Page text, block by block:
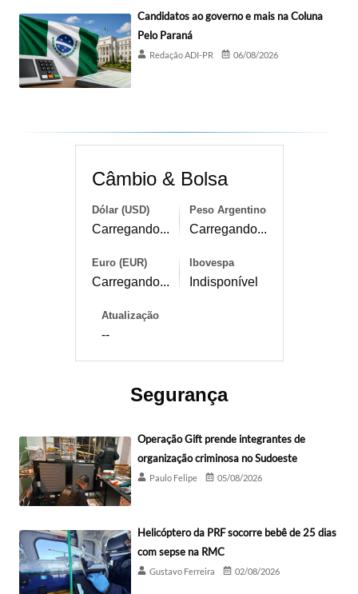
Candidatos ao governo e mais na Coluna
Pelo Paraná
Redação ADI-PR 06/08/2026
Câmbio & Bolsa
Dólar (USD)
Carregando...
Peso Argentino
Carregando...
Euro (EUR)
Carregando...
Ibovespa
Indisponível
Atualização
--
Segurança
Operação Gift prende integrantes de
organização criminosa no Sudoeste
Paulo Felipe 05/08/2026
Helicóptero da PRF socorre bebê de 25 dias
com sepse na RMC
Gustavo Ferreira 02/08/2026